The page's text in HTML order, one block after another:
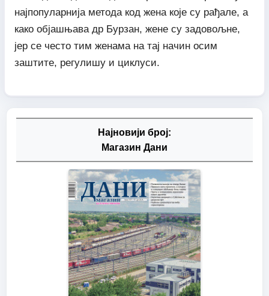
најпопуларнија метода код жена које су рађале, а
како објашњава др Бурзан, жене су задовољне,
јер се често тим женама на тај начин осим
заштите, регулишу и циклуси.
Најновији број:
Магазин Дани